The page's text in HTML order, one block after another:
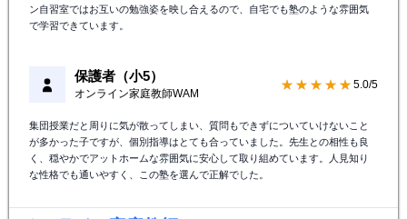
ン自習室ではお互いの勉強姿を映し合えるので、自宅でも塾のような雰囲気
で学習できています。
保護者（小5）
オンライン家庭教師WAM
★★★★★ 5.0/5
集団授業だと周りに気が散ってしまい、質問もできずについていけないこと
が多かった子ですが、個別指導はとても合っていました。先生との相性も良
く、穏やかでアットホームな雰囲気に安心して取り組めています。人見知り
な性格でも通いやすく、この塾を選んで正解でした。